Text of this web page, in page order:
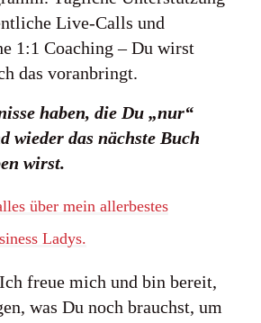
Live-Calls und
1:1 Coaching – Du wirst
das voranbringt.
haben, die Du „nur“
wieder das nächste Buch
wirst.
über mein allerbestes
Ladys.
freue mich und bin bereit,
was Du noch brauchst, um